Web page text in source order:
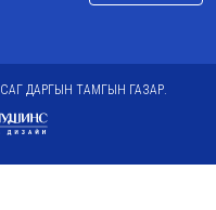
ДАРГЫН ТАМГЫН ГАЗАР.